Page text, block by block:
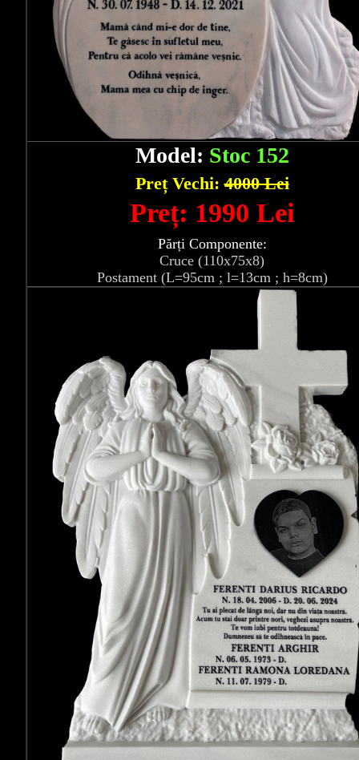
Model: Stoc 152
Preț Vechi:4000 Lei
Preț: 1990 Lei
Părți Componente:
Cruce (110x75x8)
Postament (L=95cm ; l=13cm ; h=8cm)